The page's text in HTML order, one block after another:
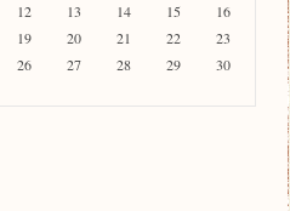
12 13 14 15
16
19 20 21 22
23
26 27 28 29
30